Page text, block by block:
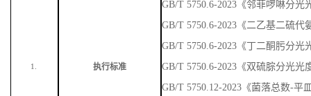
1. 执行标准
GB/T 5750.6-2023《邻菲啰啉分光
GB/T 5750.6-2023《二乙基二硫
GB/T 5750.6-2023《丁二酮肟分光
GB/T 5750.6-2023《双硫腙分光光
GB/T 5750.12-2023《菌落总数-平